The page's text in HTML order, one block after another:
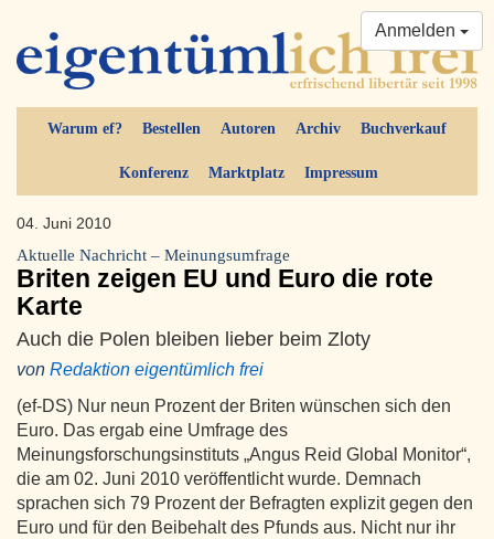
Warum ef? Bestellen Autoren Archiv Buchverkauf
Konferenz Marktplatz Impressum
Anmelden
04. Juni 2010
Aktuelle Nachricht – Meinungsumfrage
Briten zeigen EU und Euro die rote
Karte
Auch die Polen bleiben lieber beim Zloty
von Redaktion eigentümlich frei
(ef-DS) Nur neun Prozent der Briten wünschen sich den
Euro. Das ergab eine Umfrage des
Meinungsforschungsinstituts „Angus Reid Global Monitor“,
die am 02. Juni 2010 veröffentlicht wurde. Demnach
sprachen sich 79 Prozent der Befragten explizit gegen den
Euro und für den Beibehalt des Pfunds aus. Nicht nur ihr